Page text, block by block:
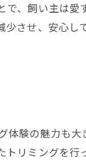
で、飼い主は愛
させ、安心し
体験の魅力も大
リミングを行